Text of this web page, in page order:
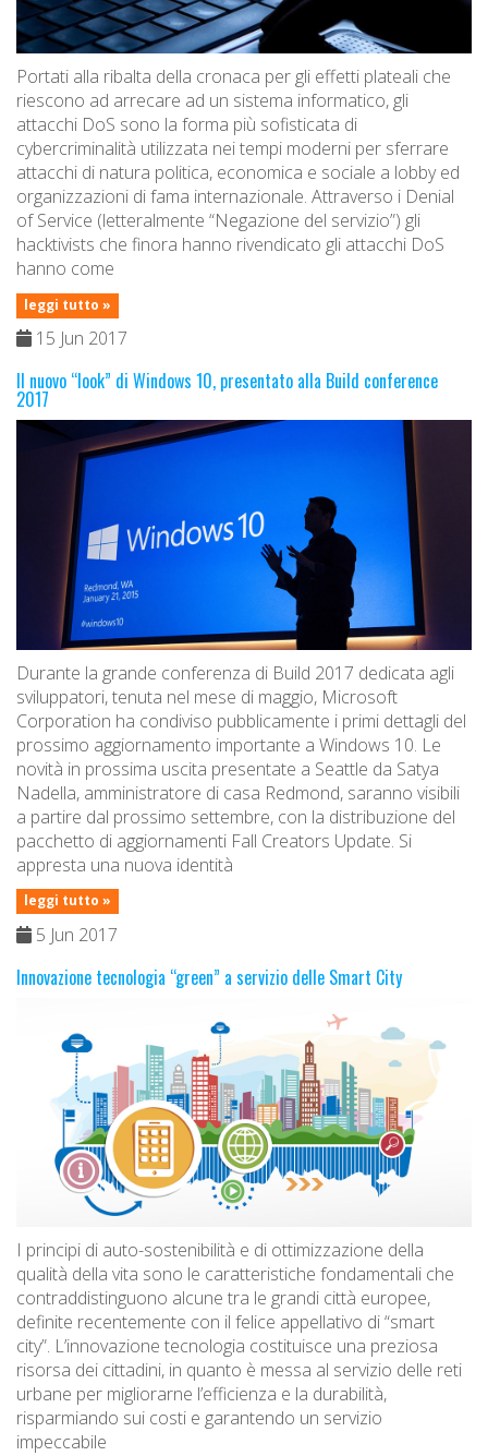
Portati alla ribalta della cronaca per gli effetti plateali che
riescono ad arrecare ad un sistema informatico, gli
attacchi DoS sono la forma più sofisticata di
cybercriminalità utilizzata nei tempi moderni per sferrare
attacchi di natura politica, economica e sociale a lobby ed
organizzazioni di fama internazionale. Attraverso i Denial
of Service (letteralmente “Negazione del servizio”) gli
hacktivists che finora hanno rivendicato gli attacchi DoS
hanno come
leggi tutto »
15 Jun 2017
Il nuovo “look” di Windows 10, presentato alla Build conference
2017
Durante la grande conferenza di Build 2017 dedicata agli
sviluppatori, tenuta nel mese di maggio, Microsoft
Corporation ha condiviso pubblicamente i primi dettagli del
prossimo aggiornamento importante a Windows 10. Le
novità in prossima uscita presentate a Seattle da Satya
Nadella, amministratore di casa Redmond, saranno visibili
a partire dal prossimo settembre, con la distribuzione del
pacchetto di aggiornamenti Fall Creators Update. Si
appresta una nuova identità
leggi tutto »
5 Jun 2017
Innovazione tecnologia “green” a servizio delle Smart City
I principi di auto-sostenibilità e di ottimizzazione della
qualità della vita sono le caratteristiche fondamentali che
contraddistinguono alcune tra le grandi città europee,
definite recentemente con il felice appellativo di “smart
city”. L’innovazione tecnologia costituisce una preziosa
risorsa dei cittadini, in quanto è messa al servizio delle reti
urbane per migliorarne l’efficienza e la durabilità,
risparmiando sui costi e garantendo un servizio
impeccabile